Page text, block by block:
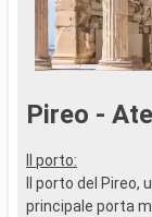
Pireo -
Il porto:
Il porto del Pireo,
principale porta